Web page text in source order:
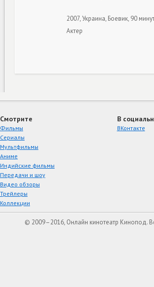
2007, Украина, Боевик, 90
Актер
Смотрите
Фильмы
Сериалы
Мультфильмы
Аниме
Индийские фильмы
Передачи и шоу
Видео обзоры
Трейлеры
Коллекции
В
ВКонтакте
© 2009–2016, Онлайн кинотеатр Кинопод.